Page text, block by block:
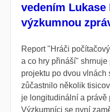
vedením
výzkumnou
Report "Hráči
a co hry přináší"
projektu po dvou vlnách
zůčastnilo několik
je longitudinální a právě
Výzkumníci se nyní